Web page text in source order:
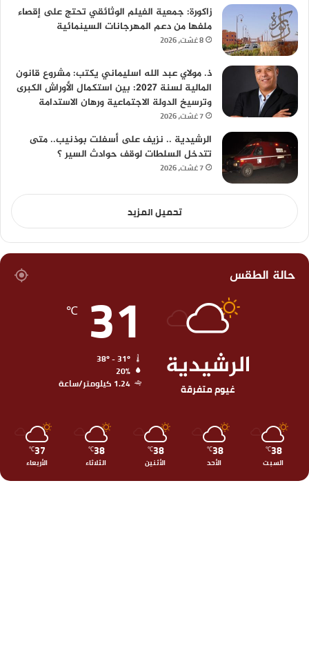
زاكورة: جمعية الفيلم الوثائقي تحتج على إقصاء
ملفها من دعم المهرجانات السينمائية
8 غشت، 2026
ذ. مولاي عبد الله اسليماني يكتب: مشروع قانون
المالية لسنة 2027: بين استكمال الأوراش الكبرى
وترسيخ الدولة الاجتماعية ورهان الاستدامة
7 غشت، 2026
الرشيدية .. نزيف على أسفلت بوذنيب.. متى
تتدخل السلطات لوقف حوادث السير ؟
7 غشت، 2026
تحميل المزيد
حالة الطقس
الرشيدية
غيوم متفرقة
31
℃
20%
1.24 كيلومتر/ساعة
38
℃
السبت
38
℃
الأحد
38
℃
الأثنين
38
℃
الثلاثاء
37
℃
الأربعاء